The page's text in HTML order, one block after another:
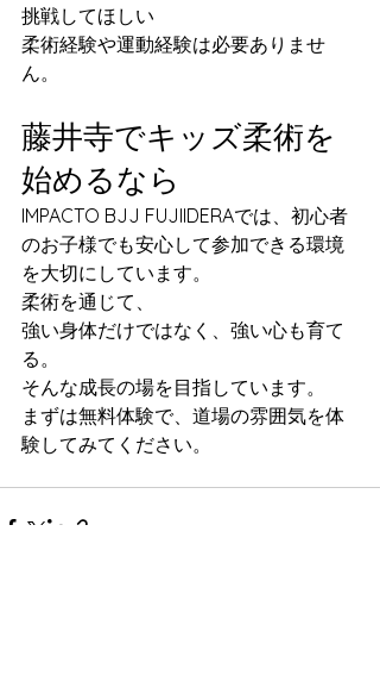
挑戦してほしい
柔術経験や運動経験は必要ありませ
ん。
藤井寺でキッズ柔術を
始めるなら
IMPACTO BJJ FUJIIDERAでは、初心者
のお子様でも安心して参加できる環境
を大切にしています。
柔術を通じて、
強い身体だけではなく、強い心も育て
る。
そんな成長の場を目指しています。
まずは無料体験で、道場の雰囲気を体
験してみてください。